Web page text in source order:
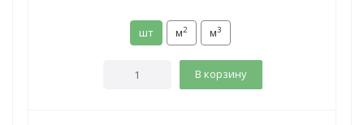
шт м2 м3
В корзину